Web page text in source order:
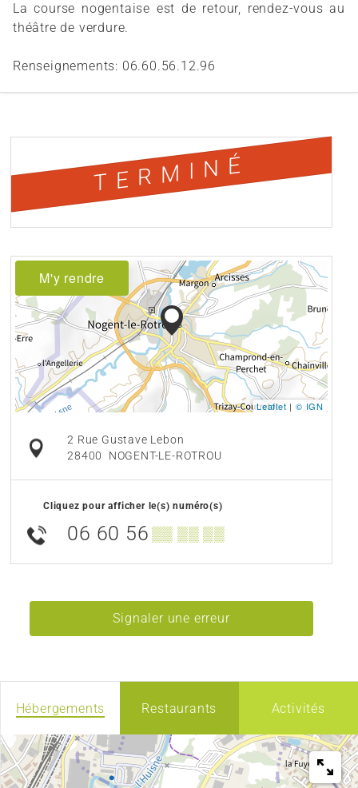
La course nogentaise est de retour, rendez-vous au
théâtre de verdure.
Renseignements: 06.60.56.12.96
TERMINÉ
M'y rendre
Leaflet | © IGN
2 Rue Gustave Lebon
28400
NOGENT-LE-ROTROU
Cliquez pour afficher le(s) numéro(s)
06 60 56 ▒▒ ▒▒ ▒▒
Signaler une erreur
Hébergements Restaurants Activités